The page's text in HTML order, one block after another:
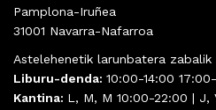
Pamplona-Iruñea
31001 Navarra-Nafarroa
Astelehenetik larunbatera zabalik
Liburu-denda: 10:00-14:00
Kantina: L, M, M 10:00-22:00 | J,